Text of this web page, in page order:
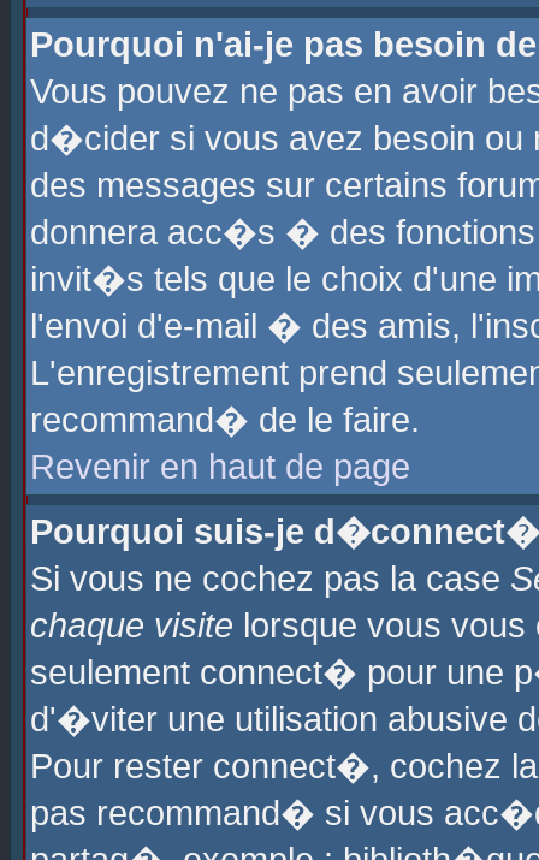
Pourquoi n'ai-je pas besoin
Vous pouvez ne pas en avoir
d�cider si vous avez besoin ou
des messages sur certains
donnera acc�s � des fonctions
invit�s tels que le choix d'une
l'envoi d'e-mail � des amis,
L'enregistrement prend
recommand� de le faire.
Revenir en haut de page
Pourquoi suis-je
Si vous ne cochez pas la case
chaque visite lorsque vous
seulement connect� pour une
d'�viter une utilisation abusive
Pour rester connect�, cochez
pas recommand� si vous